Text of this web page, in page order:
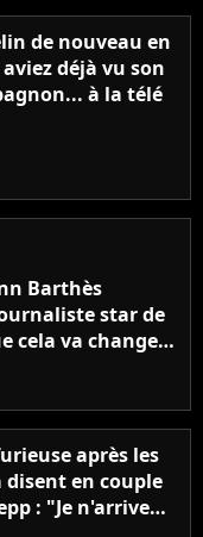
de nouveau en
déjà vu son
à la télé
Barthès
star de
cela va changer
après les
en couple
: "Je n'arrive